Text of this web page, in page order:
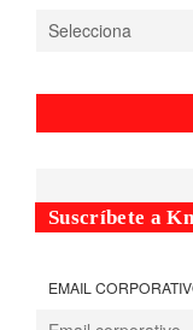
Suscríbete a
EMAIL